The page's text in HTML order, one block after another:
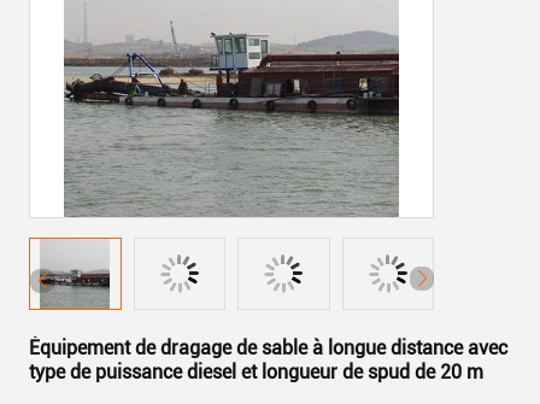
Équipement de dragage de sable à longue distance avec
type de puissance diesel et longueur de spud de 20 m